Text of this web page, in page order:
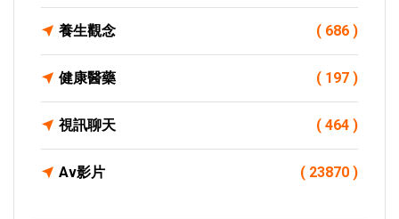
養生觀念 ( 686 )
健康醫藥 ( 197 )
視訊聊天 ( 464 )
Av影片 ( 23870 )